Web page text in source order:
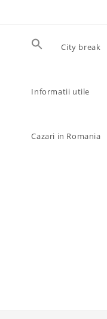
City break
Informatii utile
Cazari in Romania